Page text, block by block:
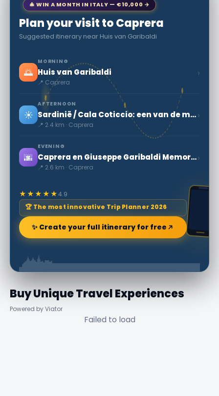
🎄 WIN A MONTH IN ITALY — €10,000 →
Plan your visit to Caprera
Suggested itinerary near Huis van Garibaldi
🌅
MORNING
Huis van Garibaldi
📍 Caprera
›
☀️
AFTERNOON
Sardinië / Cala Coticcio: een van de mooiste stranden ter wereld
📍 2.4 km · Caprera
›
🌆
EVENING
Caprera en Giuseppe Garibaldi Memorial
📍 2.6 km · Caprera
›
★★★★★4.9
🏆 The most innovative Trip Planner 2026
✨ Create your full itinerary for free
Buy Unique Travel Experiences
Powered by Viator
Failed to load